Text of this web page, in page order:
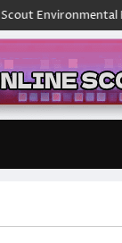
Ethics |